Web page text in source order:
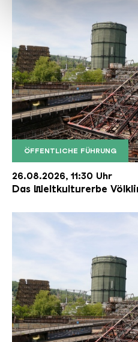
ÖFFENTLICHE FÜHRUNG
Der Erzschrägaufzug
Copyright:
26.08.2026, 11:30 Uhr
Das Weltkulturerbe